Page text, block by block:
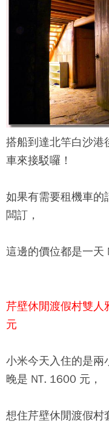
搭船到達北竿白沙港
車來接駁囉！
如果有需要租機車的
闆訂，
這邊的價位都是一天
芹壁休閒渡假村
元
小米今天入住的是兩
晚是 NT. 1600 元，
想住芹壁休閒渡假村